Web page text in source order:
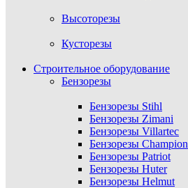
Высоторезы
Кусторезы
Строительное оборудование
Бензорезы
Бензорезы Stihl
Бензорезы Zimani
Бензорезы Villartec
Бензорезы Champion
Бензорезы Patriot
Бензорезы Huter
Бензорезы Helmut